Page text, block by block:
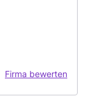
Firma bewerten